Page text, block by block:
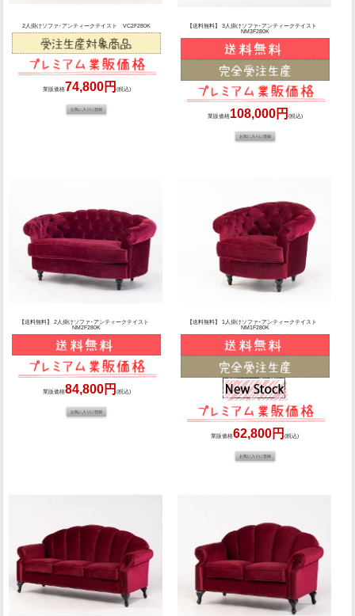
2人掛けソファ･アンティークテイスト VC2F280K
業販価格74,800円 (税込)
【送料無料】 3人掛けソファ･アンティークテイスト
NM3F280K
業販価格108,000円 (税込)
【送料無料】 2人掛けソファ･アンティークテイスト
NM2F280K
業販価格84,800円 (税込)
【送料無料】 1人掛けソファ･アンティークテイスト
NM1F280K
業販価格62,800円(税込)